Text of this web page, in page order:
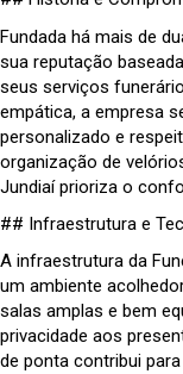
Fundada há mais de
sua reputação
seus serviços
empática, a empresa
personalizado e
organização de
Jundiaí prioriza o
## Infraestrutura e
A infraestrutura da
um ambiente
salas amplas e bem
privacidade aos
de ponta contribui